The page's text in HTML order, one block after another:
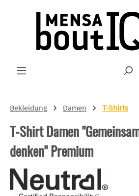
Zum Hauptinhalt springen
Bekleidung Damen T-Shirts
T-Shirt Damen
denken" Premium